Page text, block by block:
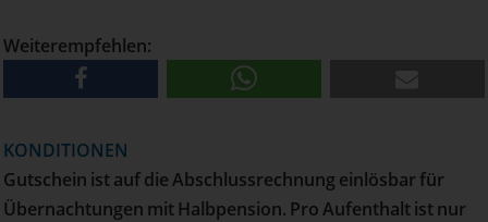
Weiterempfehlen:
KONDITIONEN
Gutschein ist auf die Abschlussrechnung einlösbar für
Übernachtungen mit Halbpension. Pro Aufenthalt ist nur